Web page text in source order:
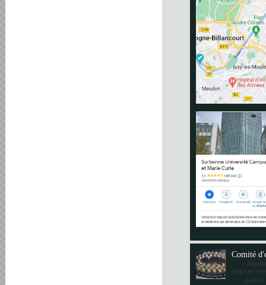
Comité
- Alodie
Sophie